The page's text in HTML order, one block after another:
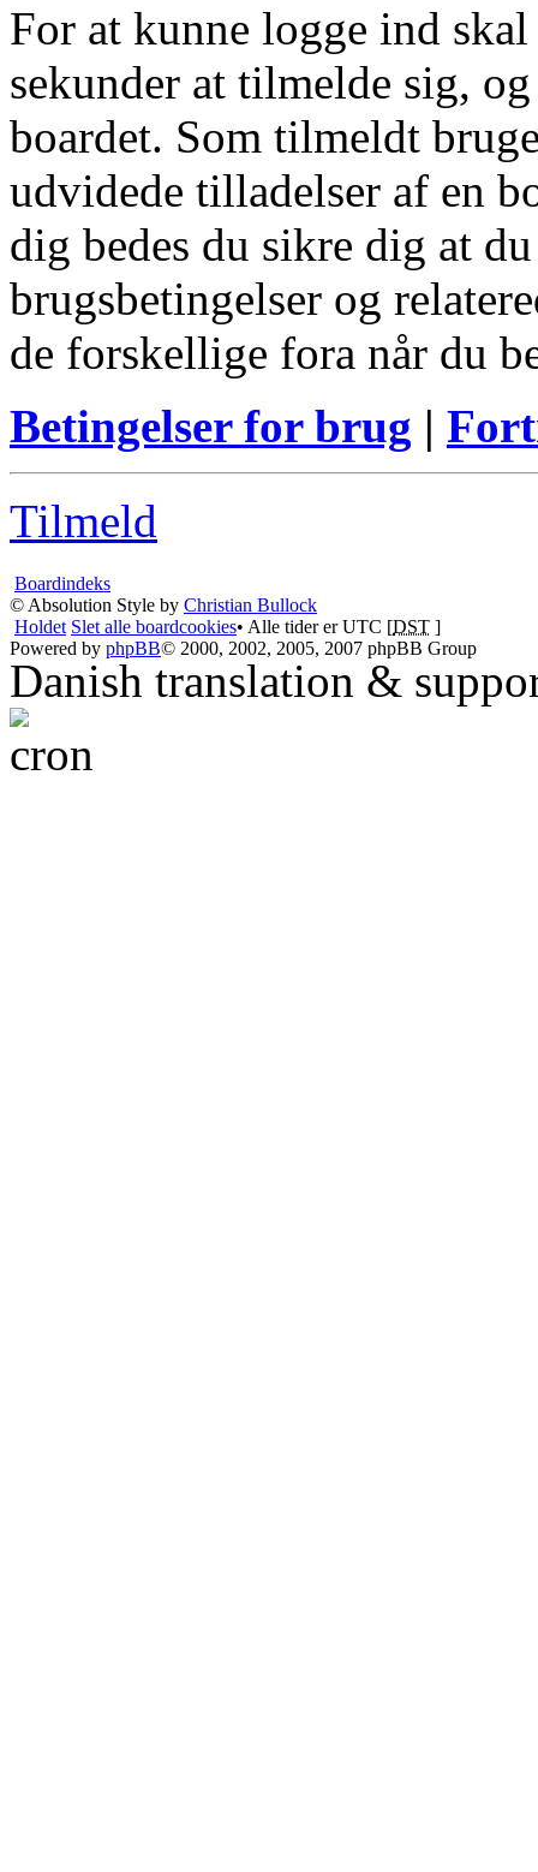
For at kunne logge ind
sekunder at tilmelde sig,
boardet. Som tilmeldt
udvidede tilladelser af en
dig bedes du sikre dig at
brugsbetingelser og
de forskellige fora når du
Betingelser for brug |
Tilmeld
Boardindeks
© Absolution Style by Christian Bullock
Holdet Slet alle boardcookies• Alle tider er UTC [DST ]
Powered by phpBB© 2000, 2002, 2005, 2007 phpBB Group
Danish translation &